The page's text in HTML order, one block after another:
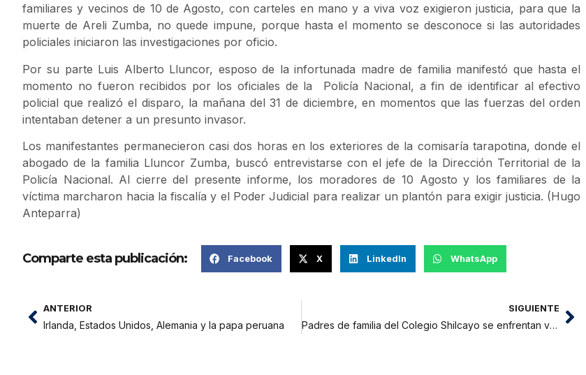
familiares y vecinos de 10 de Agosto, con carteles en mano y a viva voz exigieron justicia, para que la
muerte de Areli Zumba, no quede impune, porque hasta el momento se desconoce si las autoridades
policiales iniciaron las investigaciones por oficio.
Por su parte Luis Alberto Lluncor, esposo de la infortunada madre de familia manifestó que hasta el
momento no fueron recibidos por los oficiales de la Policía Nacional, a fin de identificar al efectivo
policial que realizó el disparo, la mañana del 31 de diciembre, en momentos que las fuerzas del orden
intentaban detener a un presunto invasor.
Los manifestantes permanecieron casi dos horas en los exteriores de la comisaría tarapotina, donde el
abogado de la familia Lluncor Zumba, buscó entrevistarse con el jefe de la Dirección Territorial de la
Policía Nacional. Al cierre del presente informe, los moradores de 10 Agosto y los familiares de la
víctima marcharon hacia la fiscalía y el Poder Judicial para realizar un plantón para exigir justicia. (Hugo
Anteparra)
Comparte esta publicación: Facebook X LinkedIn WhatsApp
ANTERIOR
Irlanda, Estados Unidos, Alemania y la papa peruana
SIGUIENTE
Padres de familia del Colegio Shilcayo se enfrentan verbalmente